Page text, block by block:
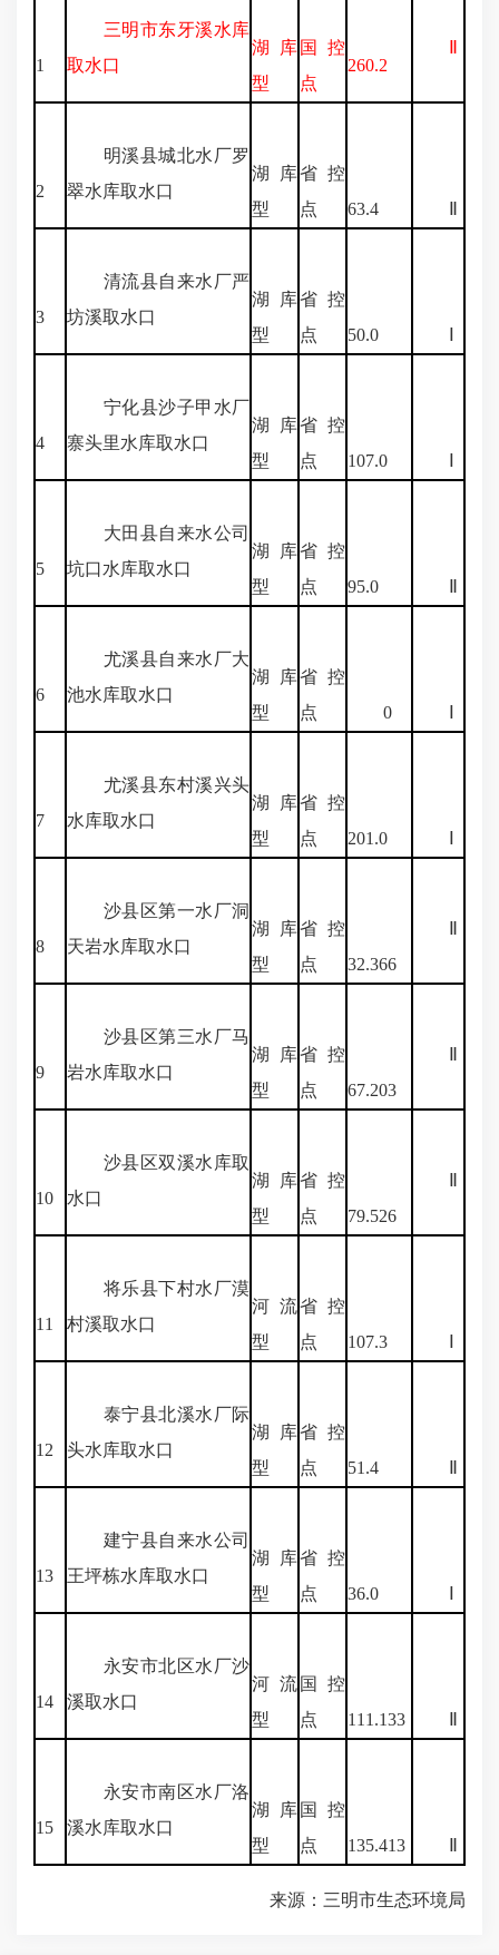
1
三明市东牙溪水库
取水口
湖库
型
国控
点
260.2
2
明溪县城北水厂罗
翠水库取水口
湖库
型
省控
点
63.4
3
清流县自来水厂严
坊溪取水口
湖库
型
省控
点
50.0
4
宁化县沙子甲水厂
寨头里水库取水口
湖库
型
省控
点
107.0
5
大田县自来水公司
坑口水库取水口
湖库
型
省控
点
95.0
6
尤溪县自来水厂大
池水库取水口
湖库
型
省控
点
0
7
尤溪县东村溪兴头
水库取水口
湖库
型
省控
点
201.0
8
沙县区第一水厂洞
天岩水库取水口
湖库
型
省控
点
32.366
9
沙县区第三水厂马
岩水库取水口
湖库
型
省控
点
67.203
10
沙县区双溪水库取
水口
湖库
型
省控
点
79.526
11
将乐县下村水厂漠
村溪取水口
河流
型
省控
点
107.3
12
泰宁县北溪水厂际
头水库取水口
湖库
型
省控
点
51.4
13
建宁县自来水公司
王坪栋水库取水口
湖库
型
省控
点
36.0
14
永安市北区水厂沙
溪取水口
河流
型
国控
点
111.133
15
永安市南区水厂洛
溪水库取水口
湖库
型
国控
点
135.413
来源：三明市生态环境局